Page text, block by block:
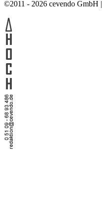
©2011 - 2026 cevendo GmbH